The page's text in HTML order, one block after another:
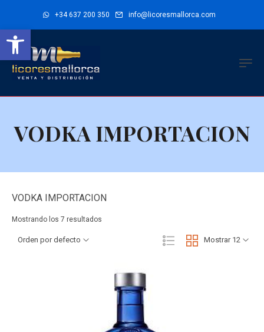
Abrir barra de herramientas
+34 637 200 350 info@licoresmallorca.com
VODKA IMPORTACION
VODKA IMPORTACION
Mostrando los 7 resultados
Mostrar 12
Orden por defecto